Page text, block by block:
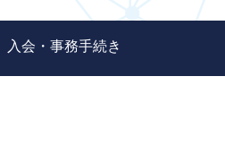
入会・事務手続き